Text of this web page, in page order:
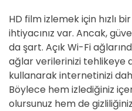
HD film izlemek için hızlı
ihtiyacınız var. Ancak,
da şart. Açık Wi-Fi
ağlar verilerinizi tehlikeye
kullanarak internetinizi
Böylece hem izlediğiniz
olursunuz hem de